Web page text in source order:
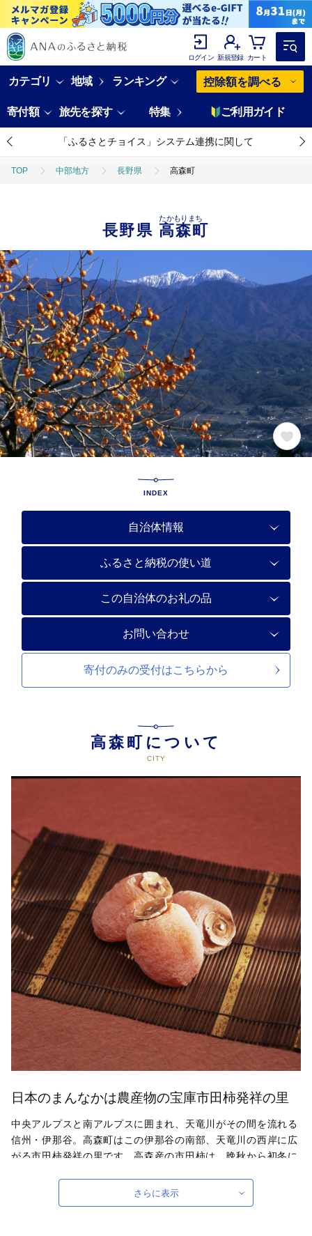
ログイン 新規登録 カート
カテゴリ 地域 ランキング 控除額を調べる
寄付額 旅先を探す 特集 ご利用ガイド
「ふるさとチョイス」システム連携に関して
TOP 中部地方 長野県 高森町
長野県 高森町
たかもりまち
INDEX
自治体情報
ふるさと納税の使い道
この自治体のお礼の品
お問い合わせ
寄付のみの受付はこちらから
高森町について
日本のまんなかは農産物の宝庫市田柿発祥の里
中央アルプスと南アルプスに囲まれ、天竜川がその間を流れる
信州・伊那谷。高森町はこの伊那谷の南部、天竜川の西岸に広
がる市田柿発祥の里です。高森産の市田柿は、晩秋から初冬に
っくりと干し上がり、飴色の果実は上品な甘みともっちりとし
た食感に仕上がります。この恵まれた環境に囲まれた高森町
さらに表示